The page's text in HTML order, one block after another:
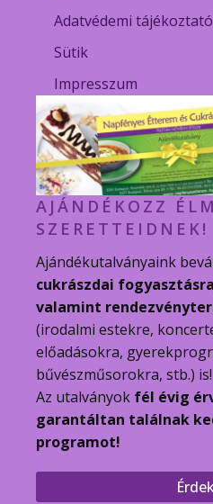
Adatvédemi tájékoztató
Sütik
Impresszum
AJÁNDÉKOZZ
SZERETTEIDNEK!
Ajándékutalványaink
cukrászdai
valamint
(irodalmi estekre,
előadásokra,
bűvészműsorokra, stb.) is!
Az utalványok fél évig
garantáltan találnak
programot!